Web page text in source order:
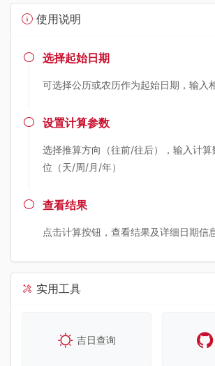
使用说明
 选择起始日期
可选择公历或农历作为起始日期，输入
 设置计算参数
选择推算方向（往前/往后），输入计
位（天/周/月/年）
 查看结果
点击计算按钮，查看结果及详细日期信
实用工具
吉日查询